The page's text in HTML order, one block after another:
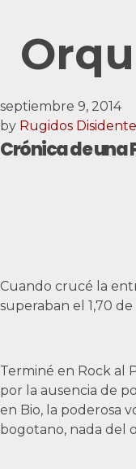
septiembre 9, 2014
by Rugidos
Crónica de una
Cuando crucé la
superaban el 1,70
Terminé en Rock al
por la ausencia de
en Bio, la poderosa
bogotano, nada del